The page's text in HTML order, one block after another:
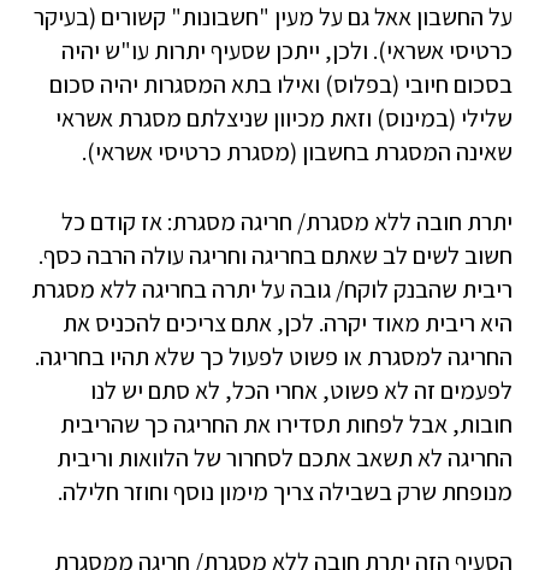
על החשבון אאל גם על מעין "חשבונות" קשורים (בעיקר
כרטיסי אשראי). ולכן, ייתכן שסעיף יתרות עו"ש יהיה
בסכום חיובי (בפלוס) ואילו בתא המסגרות יהיה סכום
שלילי (במינוס) וזאת מכיוון שניצלתם מסגרת אשראי
שאינה המסגרת בחשבון (מסגרת כרטיסי אשראי).
יתרת חובה ללא מסגרת/ חריגה מסגרת: אז קודם כל
חשוב לשים לב שאתם בחריגה וחריגה עולה הרבה כסף.
ריבית שהבנק לוקח/ גובה על יתרה בחריגה ללא מסגרת
היא ריבית מאוד יקרה. לכן, אתם צריכים להכניס את
החריגה למסגרת או פשוט לפעול כך שלא תהיו בחריגה.
לפעמים זה לא פשוט, אחרי הכל, לא סתם יש לנו
חובות, אבל לפחות תסדירו את החריגה כך שהריבית
החריגה לא תשאב אתכם לסחרור של הלוואות וריבית
מנופחת שרק בשבילה צריך מימון נוסף וחוזר חלילה.
הסעיף הזה יתרת חובה ללא מסגרת/ חריגה ממסגרת